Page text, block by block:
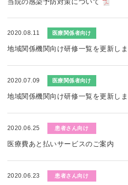
2020.08.11 医療関係者向け
地域関係機関向け研修一覧を更新し
2020.07.09 医療関係者向け
地域関係機関向け研修一覧を更新し
2020.06.25 患者さん向け
医療費あと払いサービスのご案内
2020.06.23 患者さん向け